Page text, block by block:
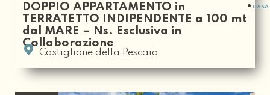
DOPPIO APPARTAMENTO in
TERRATETTO INDIPENDENTE a 100 mt
dal MARE – Ns. Esclusiva in
Collaborazione
CASA
Castiglione della Pescaia